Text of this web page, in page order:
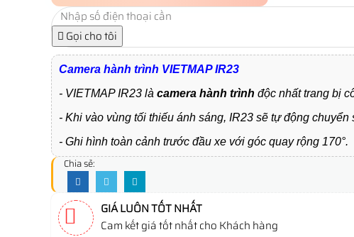
Gọi cho tôi
Camera hành trình VIETMAP IR23
- VIETMAP IR23 là camera hành trình độc nhất trang bị
- Khi vào vùng tối thiếu ánh sáng, IR23 sẽ tự động
- Ghi hình toàn cảnh trước đầu xe với góc quay rộng 170°.
Chia sẻ:
GIÁ LUÔN TỐT NHẤT
Cam kết giá tốt nhất cho Khách hàng